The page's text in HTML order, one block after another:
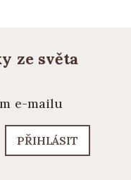
ze světa
e-mailu
PŘIHLÁSIT